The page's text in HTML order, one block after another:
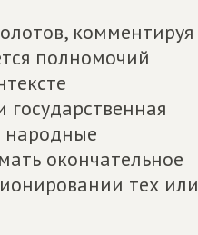
комментируя
полномочий
народные
окончательное
тех или